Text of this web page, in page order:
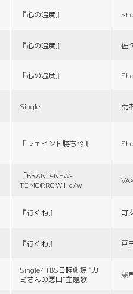
『心の温度』
『心の温度』 佐
『心の温度』
Single 荒
『フェイント勝ちね』
「BRAND-NEW-
TOMORROW」c/w
『行くね』 町
『行くね』 戸
Single/ TBS日曜劇場 “カ
ミさんの悪口”主題歌
柴